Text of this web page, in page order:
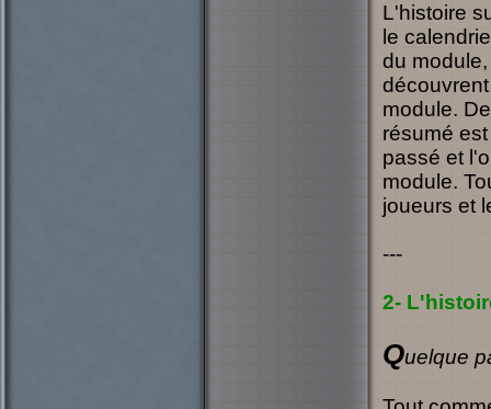
L'histoire
le
du
module.
résumé
passé et
module.
joueurs et
---
2-
Quelque